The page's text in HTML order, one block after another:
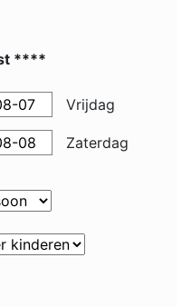
****
Vrijdag
Zaterdag